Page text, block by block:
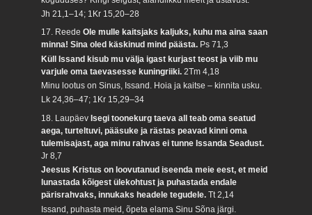
Jh 21,1–14; 1Kr 15,20–28
17. ReedeOle mulle kaitsjaks kaljuks, kuhu ma aina saan
minna! Sina oled käskinud mind päästa. Ps 71,3
Küll Issand kisub mu välja igast kurjast teost ja viib mu
varjule oma taevasesse kuningriiki.2Tm 4,18
Minu lootus on Sinus, Issand. Hoia ja kaitse – kinnita usku.
Lk 24,36–47; 1Kr 15,29–34
18. LaupäevIsegi toonekurg taeva all teab oma seatud
aega, turteltuvi, pääsuke ja rästas peavad kinni oma
tulemisajast, aga minu rahvas ei tunne Issanda Seadust.
Jr 8,7
Jeesus Kristus on loovutanud iseenda meie eest, et meid
lunastada kõigest ülekohtust ja puhastada endale
pärisrahvaks, innukaks headele tegudele.Tt 2,14
Issand, puhasta meid, õpeta elama Sinu Sõna järgi.